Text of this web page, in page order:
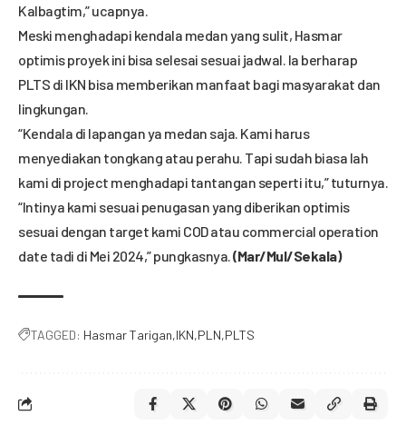
Kalbagtim,” ucapnya.
Meski menghadapi kendala medan yang sulit, Hasmar
optimis proyek ini bisa selesai sesuai jadwal. Ia berharap
PLTS di IKN bisa memberikan manfaat bagi masyarakat dan
lingkungan.
“Kendala di lapangan ya medan saja. Kami harus
menyediakan tongkang atau perahu. Tapi sudah biasa lah
kami di project menghadapi tantangan seperti itu,” tuturnya.
“Intinya kami sesuai penugasan yang diberikan optimis
sesuai dengan target kami COD atau commercial operation
date tadi di Mei 2024,” pungkasnya. (Mar/Mul/Sekala)
TAGGED: Hasmar Tarigan IKN PLN PLTS